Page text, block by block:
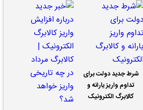
شرط جدید دولت برای
تداوم واریز یارانه و
کالابرگ الکترونیک